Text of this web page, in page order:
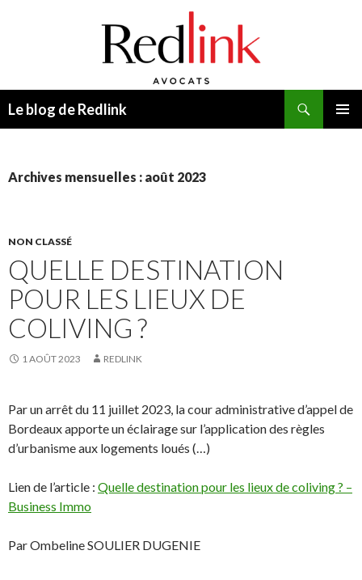
Le blog de Redlink
Archives mensuelles : août 2023
NON CLASSÉ
QUELLE DESTINATION
POUR LES LIEUX DE
COLIVING ?
1 AOÛT 2023 REDLINK
Par un arrêt du 11 juillet 2023, la cour administrative d’appel de
Bordeaux apporte un éclairage sur l’application des règles
d’urbanisme aux logements loués (…)
Lien de l’article : Quelle destination pour les lieux de coliving ? –
Business Immo
Par Ombeline SOULIER DUGENIE